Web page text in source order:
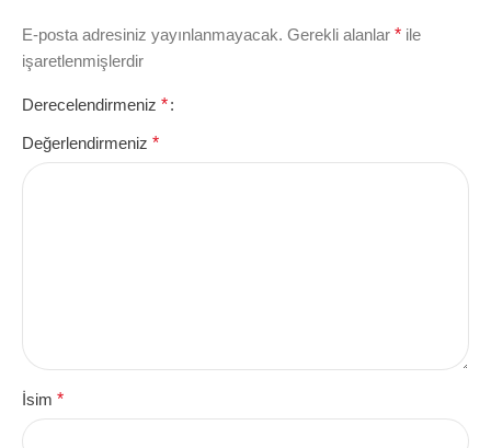
E-posta adresiniz yayınlanmayacak. Gerekli alanlar * ile
işaretlenmişlerdir
Derecelendirmeniz *
Değerlendirmeniz *
İsim *